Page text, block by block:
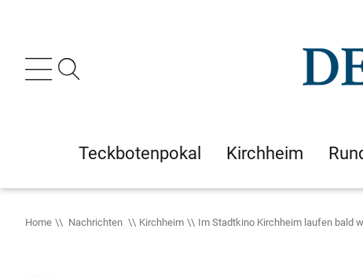
Teckbotenpokal Kirchheim
Home Nachrichten Kirchheim Im Stadtkino Kirchheim laufen bald